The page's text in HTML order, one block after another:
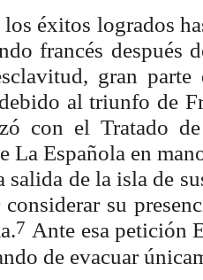
los éxitos logrados
francés después
gran parte
al triunfo de
con el Tratado
La Española en
salida de la isla de
su
7 Ante esa petición
de evacuar